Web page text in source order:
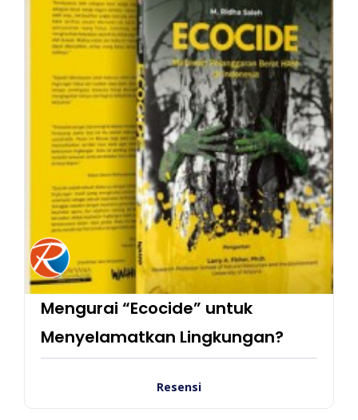
Mengurai “Ecocide” untuk
Menyelamatkan Lingkungan?
Resensi